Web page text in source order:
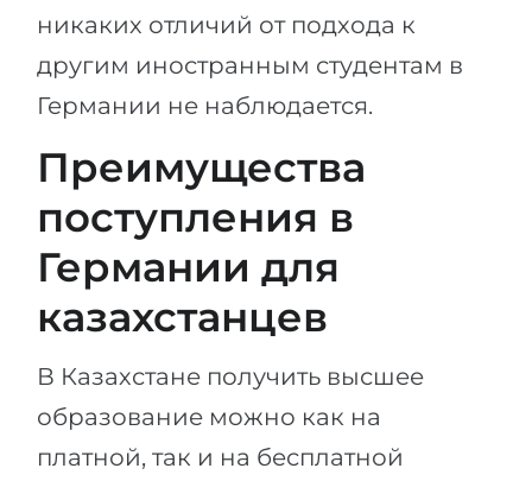
никаких отличий от подхода к
другим иностранным студентам в
Германии не наблюдается.
Преимущества
поступления в
Германии для
казахстанцев
В Казахстане получить высшее
образование можно как на
платной, так и на бесплатной